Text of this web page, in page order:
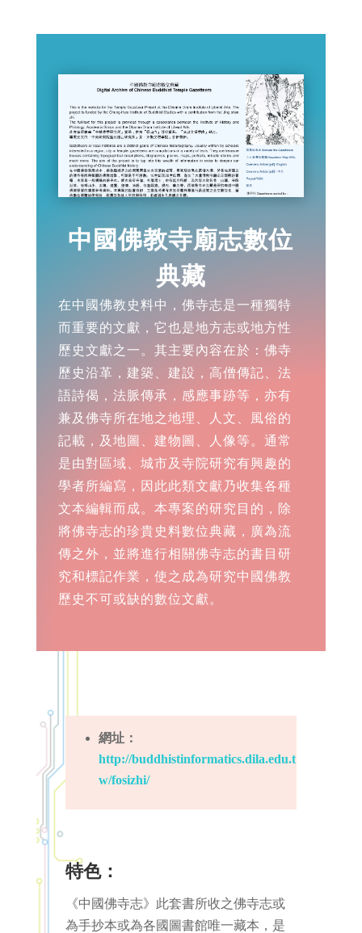
中國佛教寺廟志數位
典藏
在中國佛教史料中，佛寺志是一種獨特
而重要的文獻，它也是地方志或地方性
歷史文獻之一。其主要內容在於：佛寺
歷史沿革，建築、建設，高僧傳記、法
語詩偈，法脈傳承，感應事跡等，亦有
兼及佛寺所在地之地理、人文、風俗的
記載，及地圖、建物圖、人像等。通常
是由對區域、城市及寺院研究有興趣的
學者所編寫，因此此類文獻乃收集各種
文本編輯而成。本專案的研究目的，除
將佛寺志的珍貴史料數位典藏，廣為流
傳之外，並將進行相關佛寺志的書目研
究和標記作業，使之成為研究中國佛教
歷史不可或缺的數位文獻。
網址：
http://buddhistinformatics.dila.edu.t
w/fosizhi/
特色：
《中國佛寺志》此套書所收之佛寺志或
為手抄本或為各國圖書館唯一藏本，是